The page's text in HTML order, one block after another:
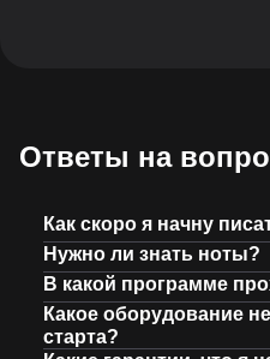
Ответы на
Как скоро я начну
Нужно ли знать ноты?
В какой программе
Какое оборудование
старта?